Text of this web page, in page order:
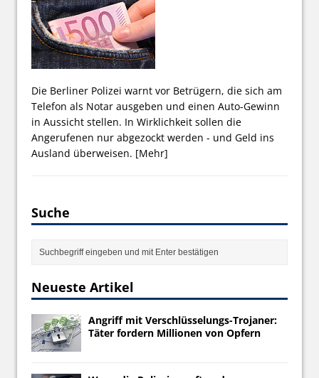
Die Berliner Polizei warnt vor Betrügern, die sich am
Telefon als Notar ausgeben und einen Auto-Gewinn
in Aussicht stellen. In Wirklichkeit sollen die
Angerufenen nur abgezockt werden - und Geld ins
Ausland überweisen. [Mehr]
Suche
Neueste Artikel
Angriff mit Verschlüsselungs-Trojaner:
Täter fordern Millionen von Opfern